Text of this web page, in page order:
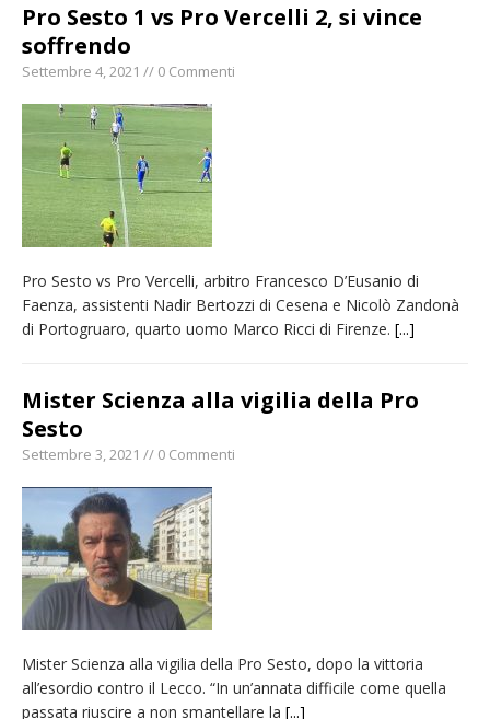
Pro Sesto 1 vs Pro Vercelli 2, si vince
soffrendo
Settembre 4, 2021 // 0 Commenti
Pro Sesto vs Pro Vercelli, arbitro Francesco D’Eusanio di
Faenza, assistenti Nadir Bertozzi di Cesena e Nicolò Zandonà
di Portogruaro, quarto uomo Marco Ricci di Firenze. [...]
Mister Scienza alla vigilia della Pro
Sesto
Settembre 3, 2021 // 0 Commenti
Mister Scienza alla vigilia della Pro Sesto, dopo la vittoria
all’esordio contro il Lecco. “In un’annata difficile come quella
passata riuscire a non smantellare la [...]